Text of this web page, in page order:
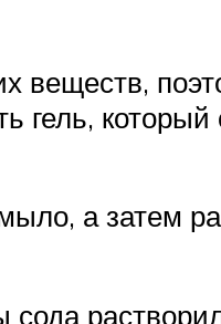
веществ,
гель,
а затем